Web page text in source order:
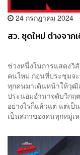
24 กรกฎาคม 2024
สว. ชุดใหม่ ต่างจาก
ช่วงหนึ่งในการแสดงวิ
คนใหม่ ก่อนที่ประชุมจ
ทุกคนมาเดินหน้าให้วุฒิ
ประนอมอำนาจดับวิก
อย่างไรก็แล้วแต่ แต่เ
เป็นสภาของคนทุกหมู่เ